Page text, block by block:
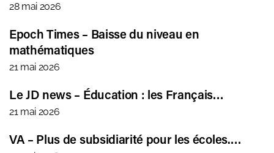
28 mai 2026
Epoch Times – Baisse du niveau en
mathématiques
21 mai 2026
Le JD news – Éducation : les Français…
21 mai 2026
VA – Plus de subsidiarité pour les écoles.…